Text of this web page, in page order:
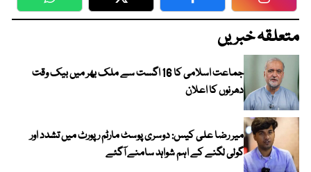
WhatsApp Twitter Facebook
متعلقہ خبریں
جماعت اسلامی کا 16 اگست سے ملک بھر میں بیک وقت
دھرنوں کا اعلان
میر رضا علی کیس: دوسری پوسٹ مارٹم رپورٹ میں تشدد اور
گولی لگنے کے اہم شواہد سامنے آگئے